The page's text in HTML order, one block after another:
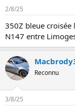
2/8/25
350Z bleue
N147 entre
Reconnu
3/8/25